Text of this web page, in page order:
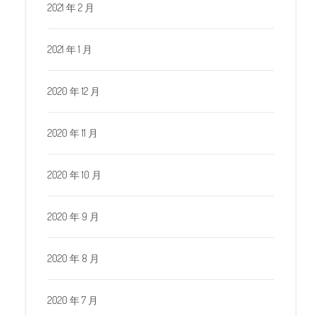
2021 年 2 月
2021 年 1 月
2020 年 12 月
2020 年 11 月
2020 年 10 月
2020 年 9 月
2020 年 8 月
2020 年 7 月